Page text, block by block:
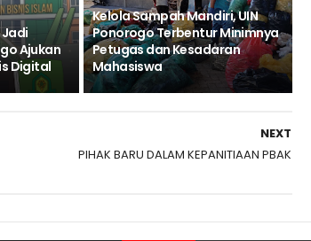
Ajukan
Digital
Kelola Sampah Mandiri, UIN
Ponorogo Terbentur Minimnya
Petugas dan Kesadaran
Mahasiswa
NEXT
PIHAK BARU DALAM KEPANITIAAN PBAK